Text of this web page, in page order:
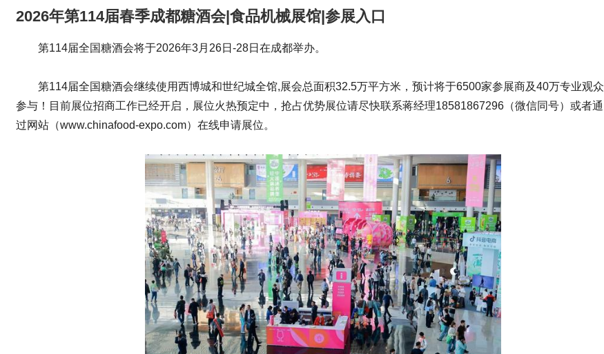
2026年第114届春季成都糖酒会|食品机械展馆|参展入口
第114届全国糖酒会将于2026年3月26日-28日在成都举办。
第114届全国糖酒会继续使用西博城和世纪城全馆,展会总面积32.5万平方米，预计将于6500家参展商及40万专业观众
参与！目前展位招商工作已经开启，展位火热预定中，抢占优势展位请尽快联系蒋经理18581867296（微信同号）或者通
过网站（www.chinafood-expo.com）在线申请展位。